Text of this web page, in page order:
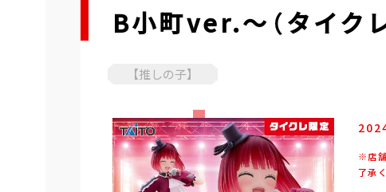
B小町ver.～（タイク
【推しの子】
※店
了承